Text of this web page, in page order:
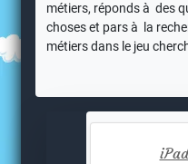
métiers, réponds à des
choses et pars à la
métiers dans le jeu